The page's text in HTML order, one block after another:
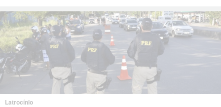
Latrocínio